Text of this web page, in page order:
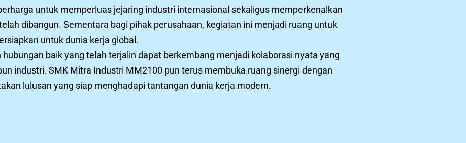
untuk memperluas jejaring industri internasional sekaligus memperkenalkan
dibangun. Sementara bagi pihak perusahaan, kegiatan ini menjadi ruang untuk
untuk dunia kerja global.
baik yang telah terjalin dapat berkembang menjadi kolaborasi nyata yang
industri. SMK Mitra Industri MM2100 pun terus membuka ruang sinergi dengan
lulusan yang siap menghadapi tantangan dunia kerja modern.